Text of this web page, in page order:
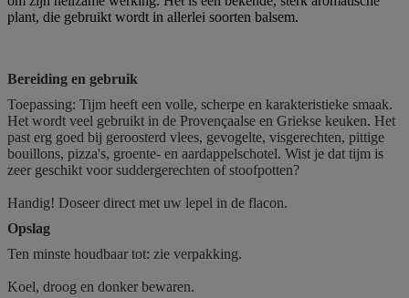
plant, die gebruikt wordt in allerlei soorten balsem.
Bereiding en gebruik
Toepassing: Tijm heeft een volle, scherpe en karakteristieke smaak.
Het wordt veel gebruikt in de Provençaalse en Griekse keuken. Het
past erg goed bij geroosterd vlees, gevogelte, visgerechten, pittige
bouillons, pizza's, groente- en aardappelschotel. Wist je dat tijm is
zeer geschikt voor suddergerechten of stoofpotten?
Handig! Doseer direct met uw lepel in de flacon.
Opslag
Ten minste houdbaar tot: zie verpakking.
Koel, droog en donker bewaren.